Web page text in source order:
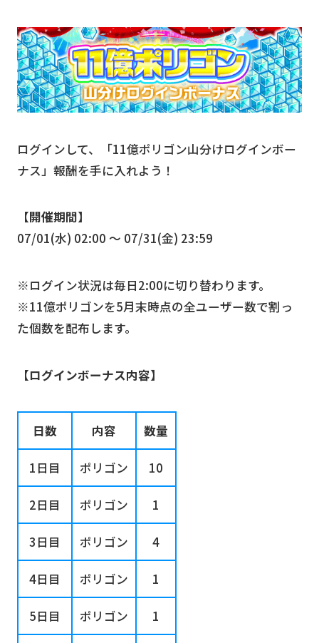
ログインして、「11億ポリゴン山分けログインボー
ナス」報酬を手に入れよう！
【開催期間】
07/01(水) 02:00 〜 07/31(金) 23:59
※ログイン状況は毎日2:00に切り替わります。
※11億ポリゴンを5月末時点の全ユーザー数で割っ
た個数を配布します。
【ログインボーナス内容】
日数 内容 数量
1日目 ポリゴン 10
2日目 ポリゴン 1
3日目 ポリゴン 4
4日目 ポリゴン 1
5日目 ポリゴン 1